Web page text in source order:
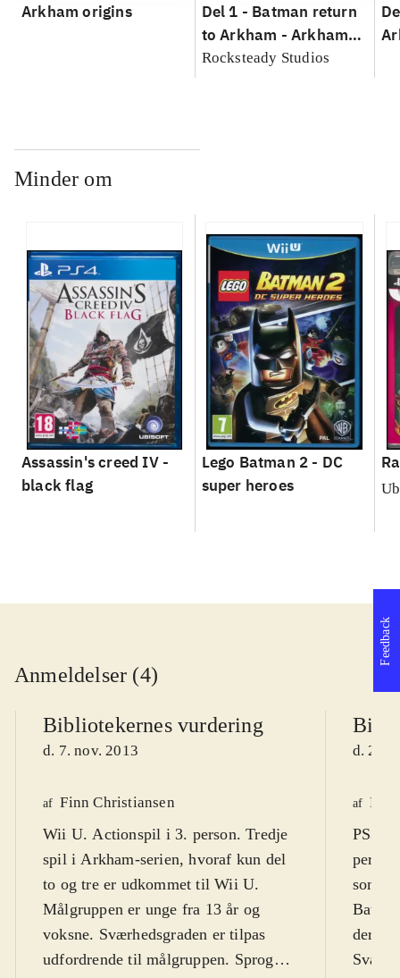
Arkham origins
Del 1 - Batman return
to Arkham - Arkham
Asylum
Rocksteady Studios
Minder om
Assassin's creed IV -
black flag
Lego Batman 2 - DC
super heroes
Anmeldelser (4)
Bibliotekernes vurdering
d. 7. nov. 2013
af Finn Christiansen
Wii U. Actionspil i 3. person. Tredje
spil i Arkham-serien, hvoraf kun del
to og tre er udkommet til Wii U.
Målgruppen er unge fra 13 år og
voksne. Sværhedsgraden er tilpas
udfordrende til målgruppen. Sproget
d. 25.
af
PS3,
som
derfor
Feedback